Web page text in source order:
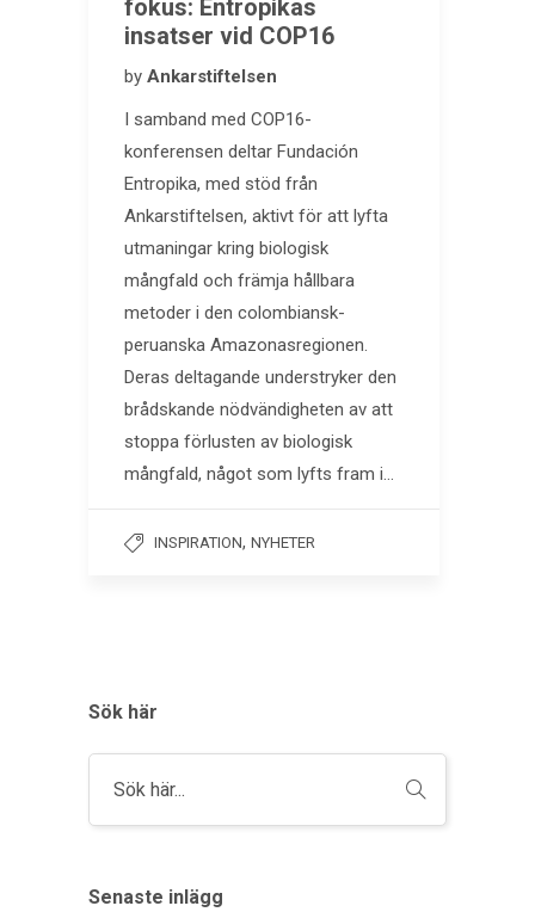
fokus: Entropikas
insatser vid COP16
by Ankarstiftelsen
I samband med COP16-
konferensen deltar Fundación
Entropika, med stöd från
Ankarstiftelsen, aktivt för att lyfta
utmaningar kring biologisk
mångfald och främja hållbara
metoder i den colombiansk-
peruanska Amazonasregionen.
Deras deltagande understryker den
brådskande nödvändigheten av att
stoppa förlusten av biologisk
mångfald, något som lyfts fram i…
INSPIRATION, NYHETER
Sök här
Senaste inlägg